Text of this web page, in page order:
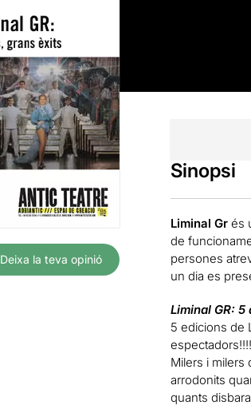
Deixa la teva opinió
Sinopsi
Liminal Grés
de
persones
un dia es
Liminal GR:
5 edicions de
Milers i milers
arrodonits
quants